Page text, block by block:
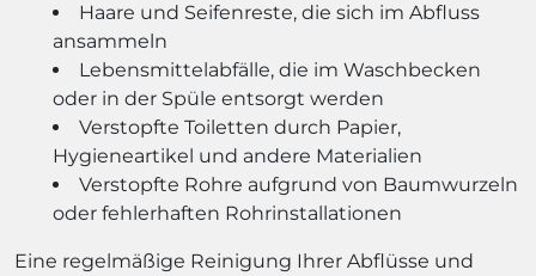
Haare und Seifenreste, die sich im Abfluss
ansammeln
Lebensmittelabfälle, die im Waschbecken
oder in der Spüle entsorgt werden
Verstopfte Toiletten durch Papier,
Hygieneartikel und andere Materialien
Verstopfte Rohre aufgrund von Baumwurzeln
oder fehlerhaften Rohrinstallationen
Eine regelmäßige Reinigung Ihrer Abflüsse und